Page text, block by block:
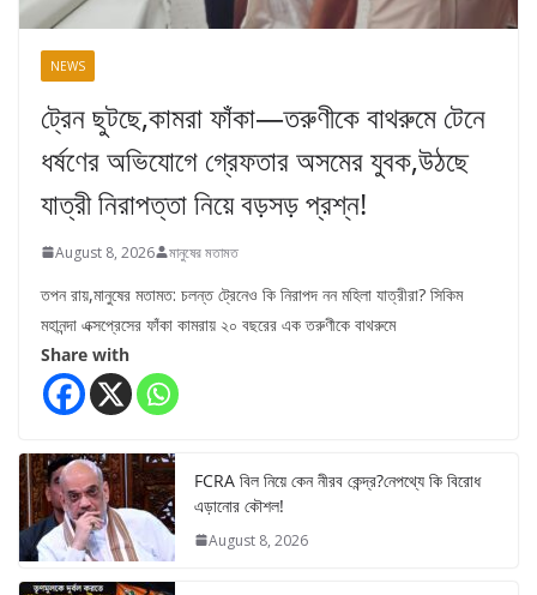
NEWS
ট্রেন ছুটছে,কামরা ফাঁকা—তরুণীকে বাথরুমে টেনে
ধর্ষণের অভিযোগে গ্রেফতার অসমের যুবক,উঠছে
যাত্রী নিরাপত্তা নিয়ে বড়সড় প্রশ্ন!
August 8, 2026 মানুষের মতামত
তপন রায়,মানুষের মতামত: চলন্ত ট্রেনেও কি নিরাপদ নন মহিলা যাত্রীরা? সিকিম
মহানন্দা এক্সপ্রেসের ফাঁকা কামরায় ২০ বছরের এক তরুণীকে বাথরুমে
Share with
FCRA বিল নিয়ে কেন নীরব কেন্দ্র?নেপথ্যে কি বিরোধ
এড়ানোর কৌশল!
August 8, 2026